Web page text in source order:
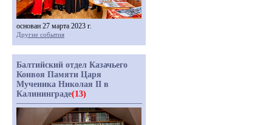
основан 27 марта 2023 г.
Другие события
Балтийский отдел Казачьего
Конвоя Памяти Царя
Мученика Николая II в
Калининграде(13)